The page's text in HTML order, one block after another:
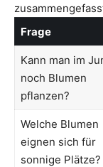
Frage
Kann man im
noch Blumen
pflanzen?
Welche Blumen
eignen sich für
sonnige Plätze?